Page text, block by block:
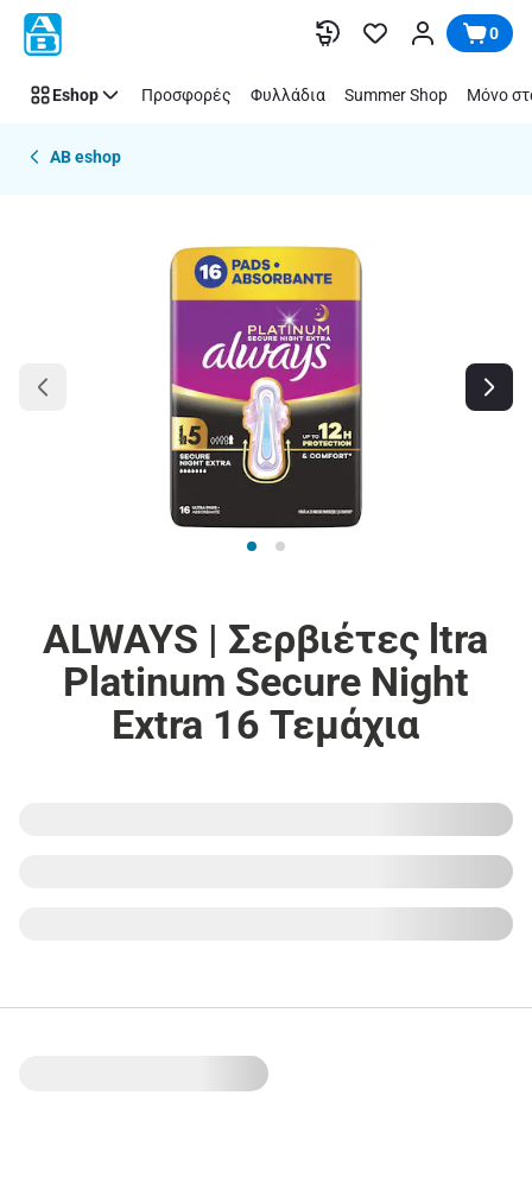
Παράλειψη 0
Eshop Προσφορές Φυλλάδια Summer Shop Μόνο
AB eshop
ALWAYS | Σερβιέτες ltra
Platinum Secure Night
Extra 16 Τεμάχια